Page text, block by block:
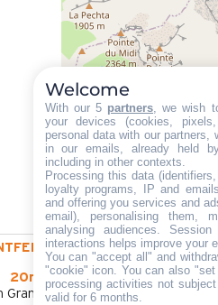
:
20m
Bornand Chinaillon
Welcome
With our 5 partners , we wish
your devices (cookies,
personal data with our partners,
in our emails, already held
including in other contexts.
Processing this data
loyalty programs, IP and
and offering you services and
email), personalising them,
analysing audiences.
interactions helps improve your
You can "accept all" and
"cookie" icon . You can also
processing activities not
valid for 6 months.